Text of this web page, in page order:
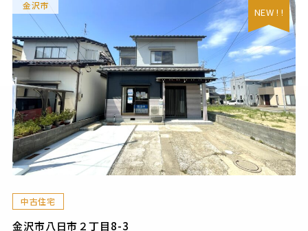
金沢市
NEW ! !
中古住宅
金沢市八日市２丁目8-3